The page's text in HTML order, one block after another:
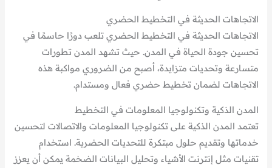
الاتجاهات الحديثة في التخطيط الحضري
الاتجاهات الحديثة في التخطيط الحضري تلعب دورًا حاسمًا في
تحسين جودة الحياة في المدن. حيث تشهد المدن تطورات
متسارعة وتحديات متزايدة، أصبح من الضروري مواكبة هذه
الاتجاهات لضمان تخطيط حضري فعال ومستدام.
المدن الذكية وتكنولوجيا المعلومات في التخطيط
تعتمد المدن الذكية على تكنولوجيا المعلومات والاتصالات لتحسين
خدماتها وتقديم حلول مبتكرة للتحديات الحضرية. استخدام
تقنيات مثل إنترنت الأشياء وتحليل البيانات الضخمة يمكن أن يعزز